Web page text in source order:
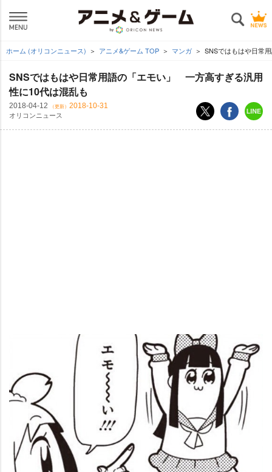
ホーム (オリコンニュース) アニメ&ゲーム TOP マンガ SNSではもはや日常
SNSではもはや日常用語の「エモい」 一方高すぎる汎用
性に10代は混乱も
2018-04-12 （更新） 2018-10-31
オリコンニュース